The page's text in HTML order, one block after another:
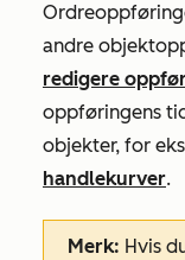
andre
redigere
oppføringens
objekter, for
handlekurver.
Merk: Hvis